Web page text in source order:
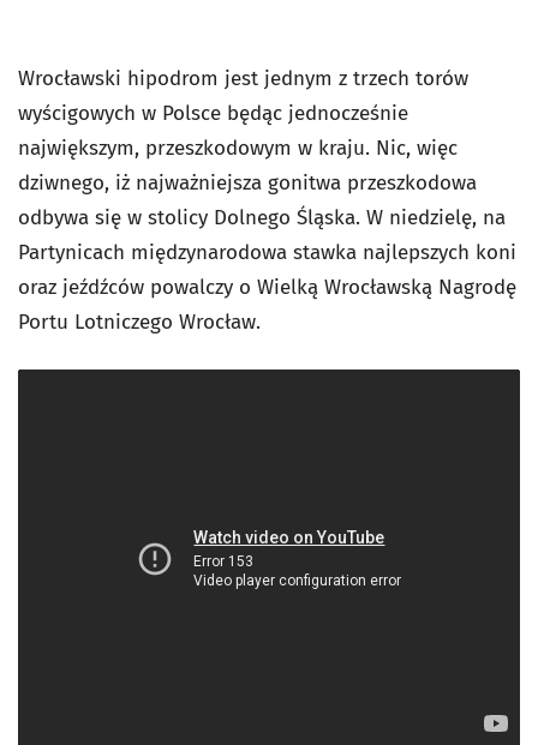
Wrocławski hipodrom jest jednym z trzech torów
wyścigowych w Polsce będąc jednocześnie
największym, przeszkodowym w kraju. Nic, więc
dziwnego, iż najważniejsza gonitwa przeszkodowa
odbywa się w stolicy Dolnego Śląska. W niedzielę, na
Partynicach międzynarodowa stawka najlepszych koni
oraz jeźdźców powalczy o Wielką Wrocławską Nagrodę
Portu Lotniczego Wrocław.